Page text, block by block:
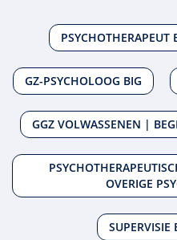
PSYCHOTHERAPEUT
GZ-PSYCHOLOOG BIG
GGZ VOLWASSENEN |
OVERIGE
SUPERVISIE